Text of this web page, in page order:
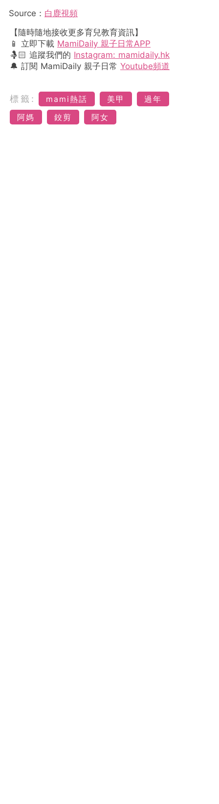
Source： 白鹿視頻
【隨時隨地接收更多育兒教育資訊】
📱 立即下載 MamiDaily 親子日常APP
🤱🏻 追蹤我們的 Instagram: mamidaily.hk
🔔 訂閱 MamiDaily 親子日常 Youtube頻道
標籤: mami熱話 美甲
過年
阿媽
鉸剪 阿女